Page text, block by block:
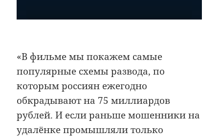
«В фильме мы покажем самые
популярные схемы развода, по
которым россиян ежегодно
обкрадывают на 75 миллиардов
рублей. И если раньше мошенники на
удалёнке промышляли только